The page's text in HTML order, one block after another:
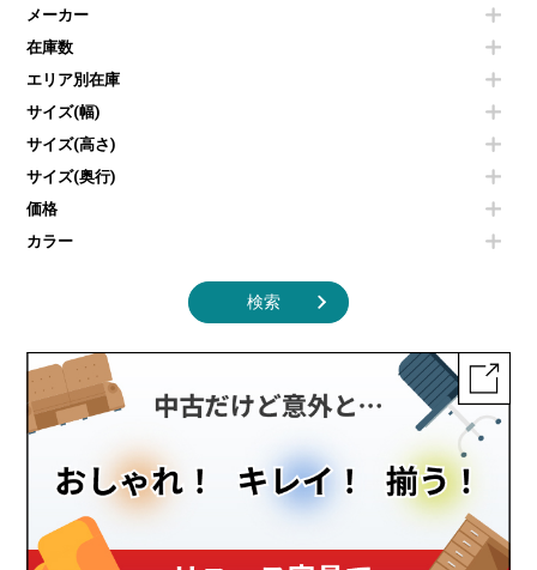
その他OA機器
コートハンガー・ポールハンガー
傘立て
食器棚・キッチンキャビネット
カタログスタンド
オフィスアクセサリーその他
カウンターテーブル
センターテーブル・サイドテーブル
ベンチ・スツール
ソファ
シェルフ
ダストボックス（ゴミ箱）
インテリア家具その他
冷蔵庫・洗濯機
空気清浄機・加湿器
液晶テレビ・モニター類
エアコン
照明機器
掃除機
季節家電
メーカー
在庫数
エリア別在庫
サイズ(幅)
サイズ(高さ)
サイズ(奥行)
価格
カラー
検索